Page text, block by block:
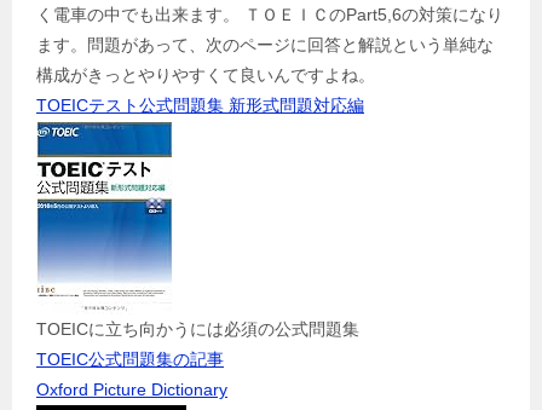
く電車の中でも出来ます。 ＴＯＥＩＣのPart5,6の対策になり
ます。問題があって、次のページに回答と解説という単純な
構成がきっとやりやすくて良いんですよね。
TOEICテスト公式問題集 新形式問題対応編
TOEICに立ち向かうには必須の公式問題集
TOEIC公式問題集の記事
Oxford Picture Dictionary